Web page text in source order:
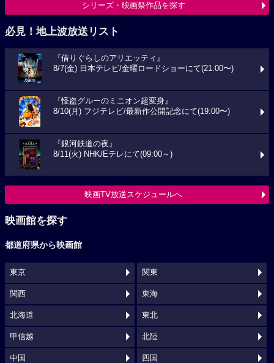
シリーズ・映画祭作品を探す
必見！地上波放送リスト
『借りぐらしのアリエッティ』
8/7(金) 日本テレビ/金曜ロードショーにて(21:00〜)
『怪盗グルーのミニオン超変身』
8/10(月) フジテレビ/最新作公開記念にて(19:00〜)
『銀河鉄道の夜』
8/11(火) NHK/Eテレにて(09:00～)
映画TV放送スケジュールへ
映画館を探す
都道府県から映画館
東京 関東
関西 東海
北海道 東北
甲信越 北陸
中国 四国